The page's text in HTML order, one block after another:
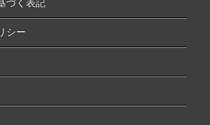
づく表記
シー